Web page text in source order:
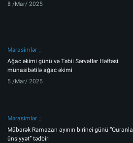
8 /Mar/ 2025
Mərasimlər
Ağac əkimi günü və Təbii Sərvətlər Həftəsi
münasibətilə ağac əkimi
5 /Mar/ 2025
Mərasimlər
Mübarək Ramazan ayının birinci günü “Quranla
ünsiyyət” tədbiri